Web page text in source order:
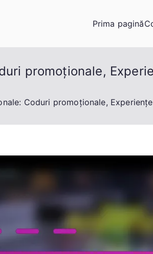
Prima pagină
promoționale,
Coduri promoționale,